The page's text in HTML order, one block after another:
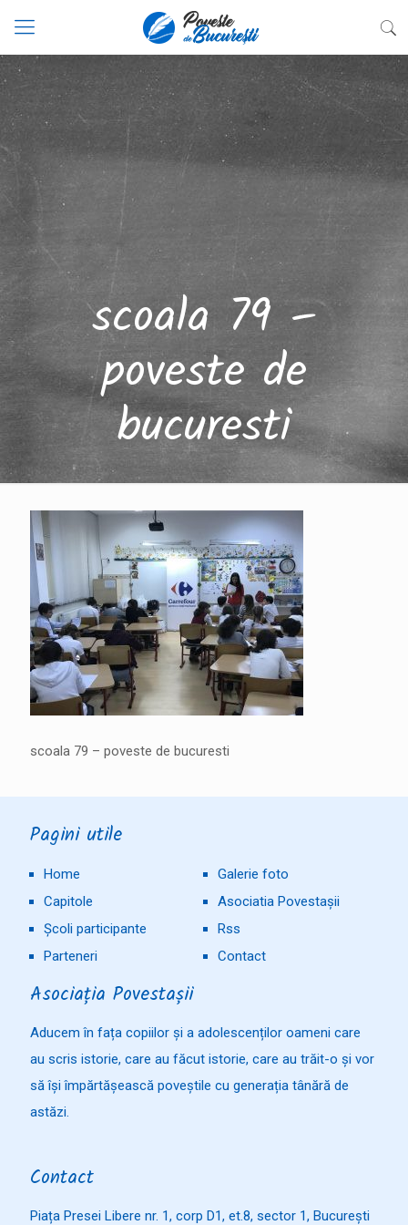
scoala 79 –
poveste de
bucuresti
scoala 79 – poveste de bucuresti
Pagini utile
Home
Capitole
Școli participante
Parteneri
Galerie foto
Asociatia Povestașii
Rss
Contact
Asociația Povestașii
Aducem în fața copiilor și a adolescenților oameni care
au scris istorie, care au făcut istorie, care au trăit-o și vor
să își împărtășească poveștile cu generația tânără de
astăzi.
Contact
Piața Presei Libere nr. 1, corp D1, et.8, sector 1, București